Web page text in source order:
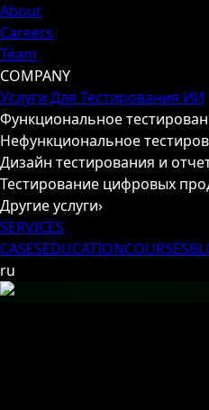
About
Careers
Team
COMPANY
Услуги Для Тестирования ИИ
Функциональное
Нефункциональное
Дизайн тестирования и
Тестирование цифровых
Другие услуги›
SERVICES
CASESEDUCATIONCOURSES
ru